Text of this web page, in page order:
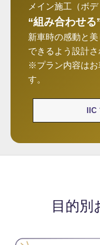
メイン施工（ボ
“組み合わせる
新車時の感動と
できるよう設計さ
※プラン内容はお
す。
IIC
目的別